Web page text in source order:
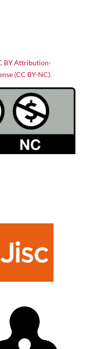
BY Attribution-
(CC BY-NC).